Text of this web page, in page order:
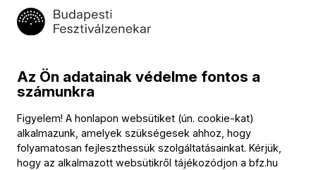
csakúgy, mint a híressé vált zenei maratonokat, melyeken
egy zeneszerző vagy egy korszak művei hallhatók egész
Kapcsolódó tartalom
Az Ön adatainak védelme fontos a
számunkra
Figyelem! A honlapon websütiket (ún. cookie-kat)
alkalmazunk, amelyek szükségesek ahhoz, hogy
folyamatosan fejleszthessük szolgáltatásainkat. Kérjük,
hogy az alkalmazott websütikről tájékozódjon a bfz.hu